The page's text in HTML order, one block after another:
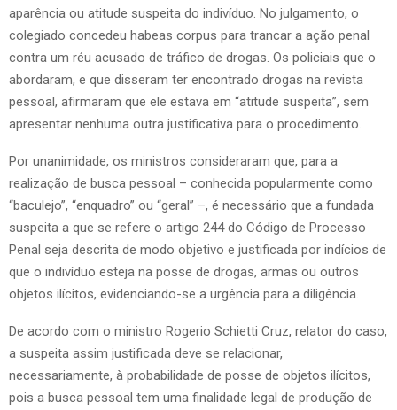
aparência ou atitude suspeita do indivíduo. No julgamento, o
colegiado concedeu habeas corpus para trancar a ação penal
contra um réu acusado de tráfico de drogas. Os policiais que o
abordaram, e que disseram ter encontrado drogas na revista
pessoal, afirmaram que ele estava em “atitude suspeita”, sem
apresentar nenhuma outra justificativa para o procedimento.
Por unanimidade, os ministros consideraram que, para a
realização de busca pessoal – conhecida popularmente como
“baculejo”, “enquadro” ou “geral” –, é necessário que a fundada
suspeita a que se refere o artigo 244 do Código de Processo
Penal seja descrita de modo objetivo e justificada por indícios de
que o indivíduo esteja na posse de drogas, armas ou outros
objetos ilícitos, evidenciando-se a urgência para a diligência.
De acordo com o ministro Rogerio Schietti Cruz, relator do caso,
a suspeita assim justificada deve se relacionar,
necessariamente, à probabilidade de posse de objetos ilícitos,
pois a busca pessoal tem uma finalidade legal de produção de